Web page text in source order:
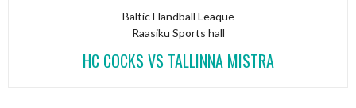
Baltic Handball Leaque
Raasiku Sports hall
HC COCKS VS TALLINNA MISTRA